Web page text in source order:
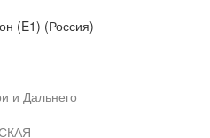
(E1) (Россия)
и Дальнего